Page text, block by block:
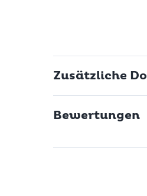
Zusätzliche
Bewertungen